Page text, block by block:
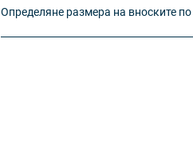
Определяне размера на вноските